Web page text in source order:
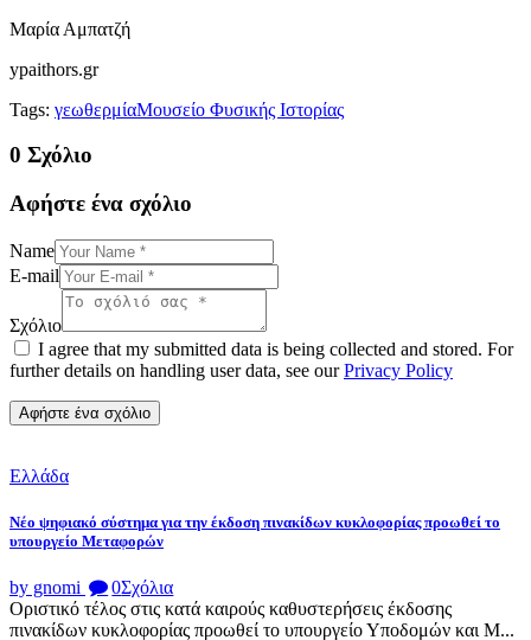
Μαρία Αμπατζή
ypaithors.gr
Tags: γεωθερμίαΜουσείο Φυσικής Ιστορίας
0 Σχόλιο
Αφήστε ένα σχόλιο
Name
E-mail
Σχόλιο
I agree that my submitted data is being collected and stored. For
further details on handling user data, see ourPrivacy Policy
Ελλάδα
Νέο ψηφιακό σύστημα για την έκδοση πινακίδων κυκλοφορίας προωθεί το
υπουργείο Μεταφορών
by gnomi 0Σχόλια
Οριστικό τέλος στις κατά καιρούς καθυστερήσεις έκδοσης
πινακίδων κυκλοφορίας προωθεί το υπουργείο Υποδομών και Μ...